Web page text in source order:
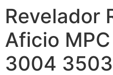
Revelador
Aficio
3004